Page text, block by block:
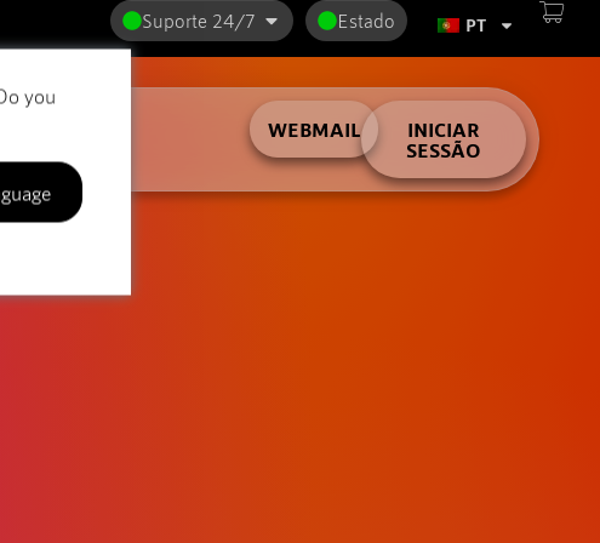
Suporte 24/7 Estado PT
WEBMAIL
INICIAR
SESSÃO
you